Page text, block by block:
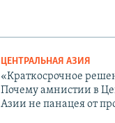
ЦЕНТРАЛЬНАЯ АЗИЯ
«Краткосрочное
Почему амнистии в
Азии не панацея от